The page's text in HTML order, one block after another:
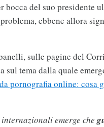
bocca del suo presidente
ebbene allora
sulle pagine del
sul tema dalla quale
pornografia online: cosa
emerge che